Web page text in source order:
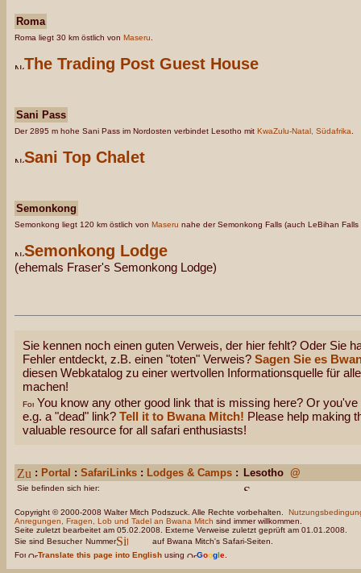
Roma
Roma liegt 30 km östlich von Maseru
The Trading Post Guest House
Sani Pass
Der 2895 m hohe Sani Pass im Nordosten verbindet Lesotho mit KwaZulu-Natal, Südafrika
Sani Top Chalet
Semonkong
Semonkong liegt 120 km östlich von Maseru nahe der Semonkong Falls (auch LeBihan
Semonkong Lodge
(ehemals Fraser's Semonkong Lodge)
Sie kennen noch einen guten Verweis, der hier fehlt? Oder Sie
Fehler entdeckt, z.B. einen "toten" Verweis? Sagen Sie es
diesen Webkatalog zu einer wertvollen Informationsquelle für
machen!
You know any other good link that is missing here? Or
e.g. a "dead" link? Tell it to Bwana Mitch! Please help making
valuable resource for all safari enthusiasts!
: Portal : SafariLinks : Lodges & Camps : Lesotho @
Sie befinden sich hier:
Copyright © 2000-2008 Walter Mitch Podszuck. Alle Rechte vorbehalten.
Anregungen, Fragen, Lob und Tadel an Bwana Mitch sind immer willkommen.
Seite zuletzt bearbeitet am 05.02.2008. Externe Verweise zuletzt geprüft am 01.01.2008.
Sie sind Besucher Nummer
auf Bwana Mitch's Safari-Seiten.
Translate this page into English using Google